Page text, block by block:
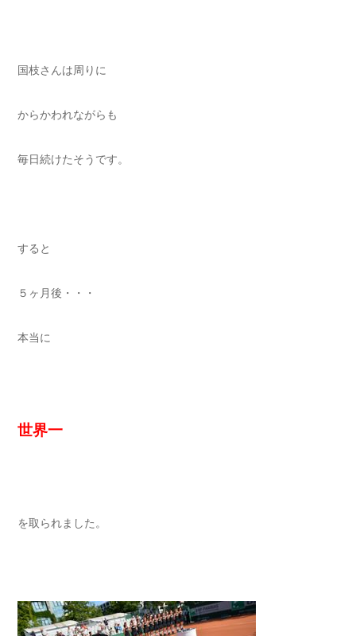
国枝さんは周りに
からかわれながらも
毎日続けたそうです。
すると
５ヶ月後・・・
本当に
世界一
を取られました。